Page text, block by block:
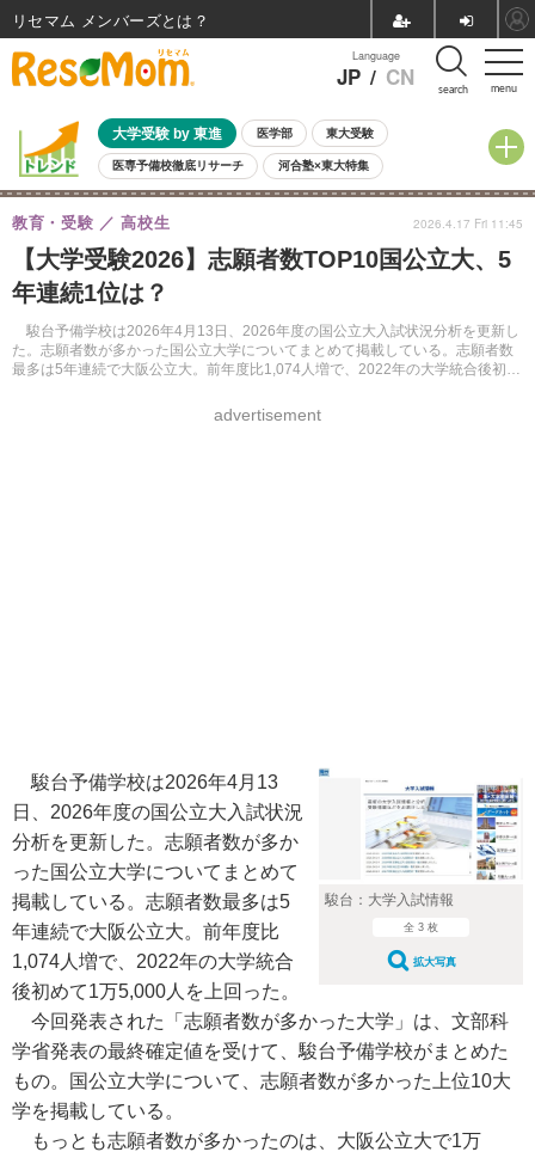
menu
Language
JP / CN search
大学受験 by 東進 医学部 東大受験
医専予備校徹底リサーチ 河合塾×東大特集
親子で考える大学選び 高校受験 中学受験 小学校受験
共通テスト 夏休み
8月開催イベント・WS 全国公立高校 過去問 人気記事
自由研究教材（小学生向け）
【大学受験2026】志願者数TOP10国公立大、5
年連続1位は？
駿台予備学校は2026年4月13日、2026年度の国公立大入試状況分析を更新し
た。志願者数が多かった国公立大学についてまとめて掲載している。志願者数
最多は5年連続で大阪公立大。前年度比1,074人増で、2022年の大学統合後初め
教育・受験 高校生
advertisement
2026.4.17 Fri 11:45
駿台：大学入試情報
全 3 枚
拡大写真
駿台予備学校は2026年4月13
日、2026年度の国公立大入試状況
分析を更新した。志願者数が多か
った国公立大学についてまとめて
掲載している。志願者数最多は5
年連続で大阪公立大。前年度比
1,074人増で、2022年の大学統合
後初めて1万5,000人を上回った。
今回発表された「志願者数が多かった大学」は、文部科
学省発表の最終確定値を受けて、駿台予備学校がまとめた
もの。国公立大学について、志願者数が多かった上位10大
学を掲載している。
もっとも志願者数が多かったのは、大阪公立大で1万
リセマム メンバーズ